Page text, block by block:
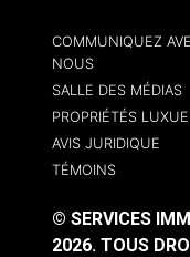
COMMUNIQUEZ
NOUS
SALLE DES MÉDIAS
PROPRIÉTÉS
AVIS JURIDIQUE
TÉMOINS
© SERVICES
2026. TOUS